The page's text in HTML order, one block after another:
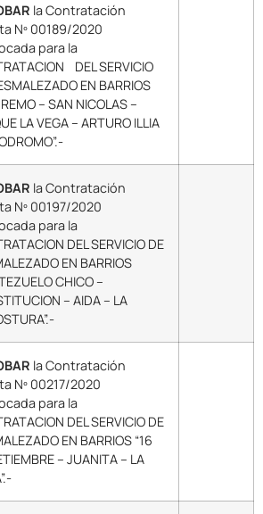
la Contratación
Nº 00189/2020
para la
DEL SERVICIO
EN BARRIOS
– SAN NICOLAS –
LA VEGA – ARTURO ILLIA
la Contratación
Nº 00197/2020
para la
DEL SERVICIO DE
EN BARRIOS
CHICO –
– AIDA – LA
la Contratación
Nº 00217/2020
para la
DEL SERVICIO DE
EN BARRIOS “16
– JUANITA – LA